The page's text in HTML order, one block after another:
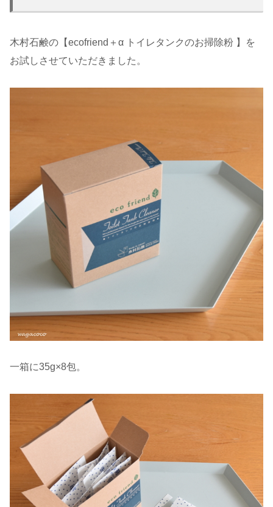
木村石鹸の【ecofriend＋α トイレタンクのお掃除粉 】を
お試しさせていただきました。
一箱に35g×8包。